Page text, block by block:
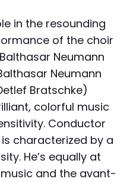
in the resounding
of the choir
Neumann
Neumann
Bratschke)
colorful music
Conductor
characterized by a
He’s equally at
and the avant-